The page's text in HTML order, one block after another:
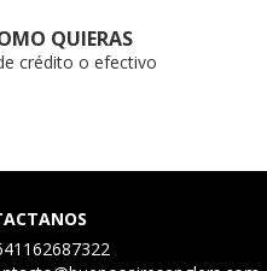
QUIERAS
crédito o efectivo